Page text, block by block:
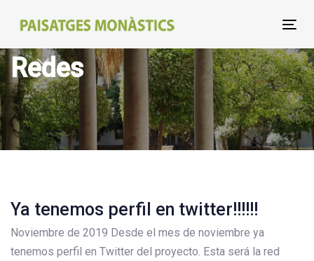
links to
primary
navigation
Skip
to
content
Redes
Ya tenemos perfil en twitter!!!!!!
Noviembre de 2019 Desde el mes de noviembre ya
tenemos perfil en Twitter del proyecto. Esta será la red